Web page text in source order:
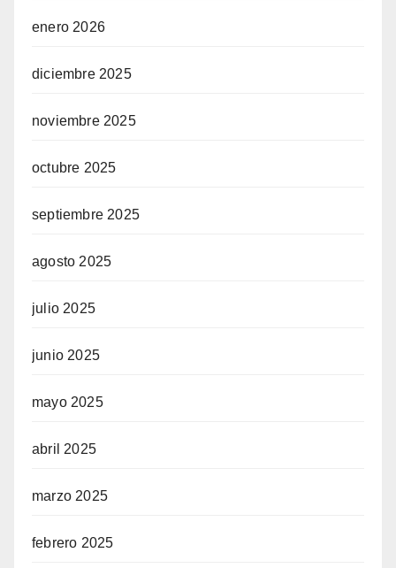
enero 2026
diciembre 2025
noviembre 2025
octubre 2025
septiembre 2025
agosto 2025
julio 2025
junio 2025
mayo 2025
abril 2025
marzo 2025
febrero 2025